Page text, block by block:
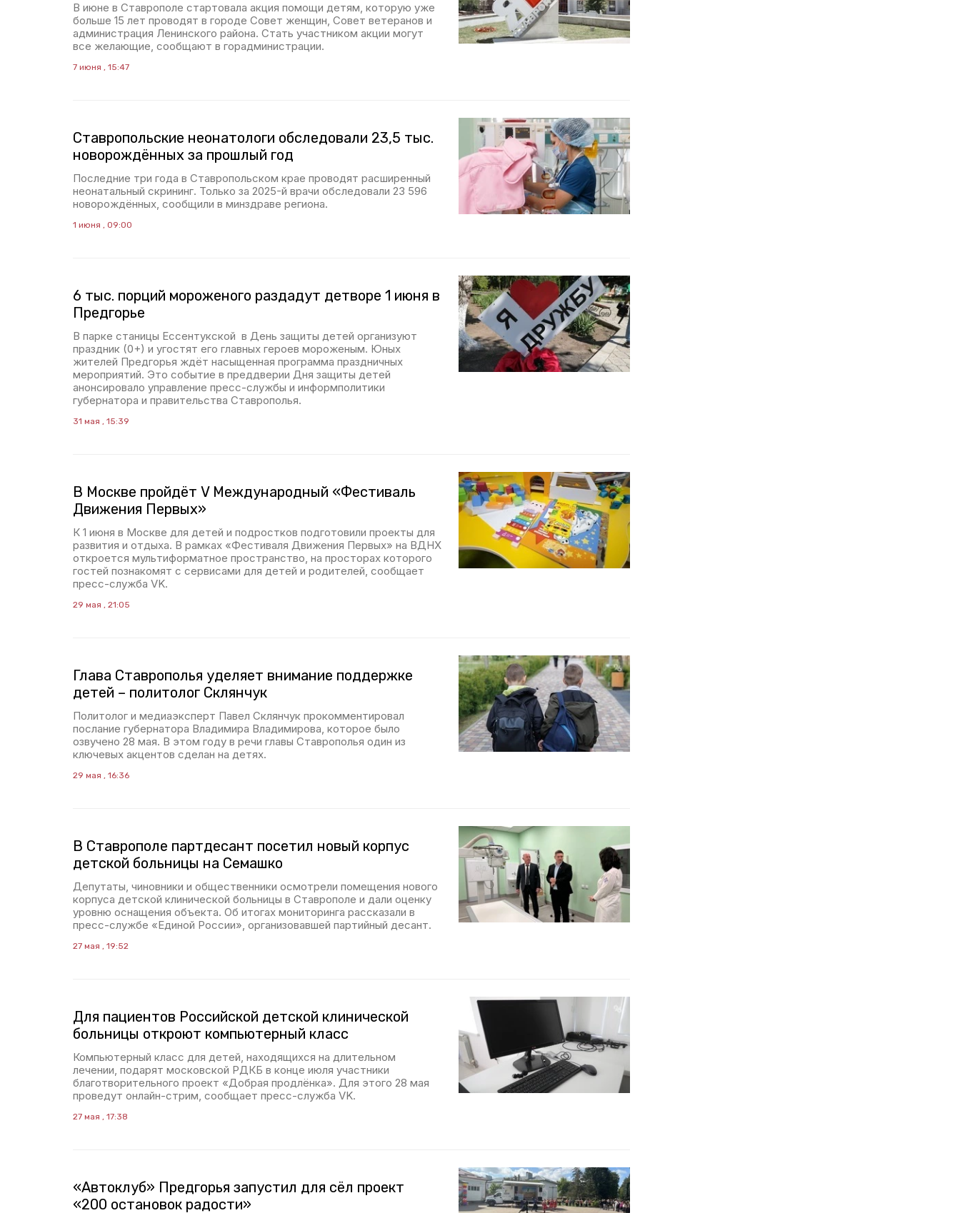
В июне в Ставрополе стартовала акция помощи детям, которую уже
больше 15 лет проводят в городе Совет женщин, Совет ветеранов и
администрация Ленинского района. Стать участником акции могут
все желающие, сообщают в горадминистрации.
7 июня , 15:47
Ставропольские неонатологи обследовали 23,5 тыс.
новорождённых за прошлый год
Последние три года в Ставропольском крае проводят расширенный
неонатальный скрининг. Только за 2025-й врачи обследовали 23 596
новорождённых, сообщили в минздраве региона.
1 июня , 09:00
6 тыс. порций мороженого раздадут детворе 1 июня в
Предгорье
В парке станицы Ессентукской в День защиты детей организуют
праздник (0+) и угостят его главных героев мороженым. Юных
жителей Предгорья ждёт насыщенная программа праздничных
мероприятий. Это событие в преддверии Дня защиты детей
анонсировало управление пресс-службы и информполитики
губернатора и правительства Ставрополья.
31 мая , 15:39
В Москве пройдёт V Международный «Фестиваль
Движения Первых»
К 1 июня в Москве для детей и подростков подготовили проекты для
развития и отдыха. В рамках «Фестиваля Движения Первых» на ВДНХ
откроется мультиформатное пространство, на просторах которого
гостей познакомят с сервисами для детей и родителей, сообщает
пресс-служба VK.
29 мая , 21:05
Глава Ставрополья уделяет внимание поддержке
детей – политолог Склянчук
Политолог и медиаэксперт Павел Склянчук прокомментировал
послание губернатора Владимира Владимирова, которое было
озвучено 28 мая. В этом году в речи главы Ставрополья один из
ключевых акцентов сделан на детях.
29 мая , 16:36
В Ставрополе партдесант посетил новый корпус
детской больницы на Семашко
Депутаты, чиновники и общественники осмотрели помещения нового
корпуса детской клинической больницы в Ставрополе и дали оценку
уровню оснащения объекта. Об итогах мониторинга рассказали в
пресс-службе «Единой России», организовавшей партийный десант.
27 мая , 19:52
Для пациентов Российской детской клинической
больницы откроют компьютерный класс
Компьютерный класс для детей, находящихся на длительном
лечении, подарят московской РДКБ в конце июля участники
благотворительного проект «Добрая продлёнка». Для этого 28 мая
проведут онлайн-стрим, сообщает пресс-служба VK.
27 мая , 17:38
«Автоклуб» Предгорья запустил для сёл проект
«200 остановок радости»